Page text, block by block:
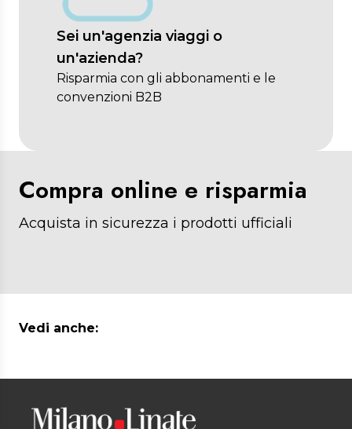
Sei un'agenzia viaggi o
un'azienda?
Risparmia con gli abbonamenti e le
convenzioni B2B
Compra online e risparmia
Acquista in sicurezza i prodotti ufficiali
Vedi anche: